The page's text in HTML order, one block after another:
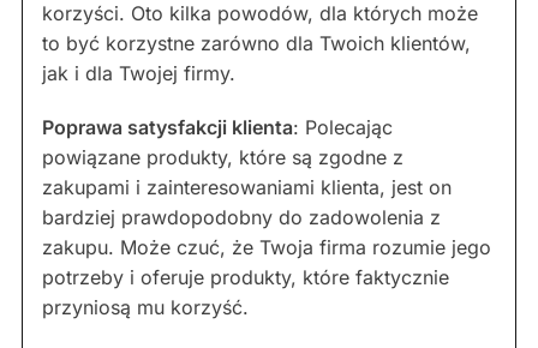
korzyści. Oto kilka powodów, dla których może
to być korzystne zarówno dla Twoich klientów,
jak i dla Twojej firmy.
Poprawa satysfakcji klienta: Polecając
powiązane produkty, które są zgodne z
zakupami i zainteresowaniami klienta, jest on
bardziej prawdopodobny do zadowolenia z
zakupu. Może czuć, że Twoja firma rozumie jego
potrzeby i oferuje produkty, które faktycznie
przyniosą mu korzyść.